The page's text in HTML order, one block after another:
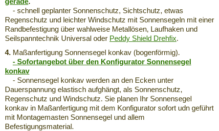
- schnell geplanter Sonnenschutz, Sichtschutz, etwas
Regenschutz und leichter Windschutz mit Sonnensegeln mit einer
Randbefestigung über wahlweise Metallösen, Laufhaken und
Seilspanntechnik Universal oder Peddy Shield Drehfix.
4. Maßanfertigung Sonnensegel konkav (bogenförmig).
- Sofortangebot über den Konfigurator Sonnensegel
konkav
- Sonnensegel konkav werden an den Ecken unter
Dauerspannung elastisch aufghängt, als Sonnenschutz,
Regenschutz und Windschutz. Sie planen Ihr Sonnensegel
konkav in Maßanfertigung mit dem Konfigurator sofort udn geführt
mit Montagemasten Sonnensegel und allem
Befestigungsmaterial.